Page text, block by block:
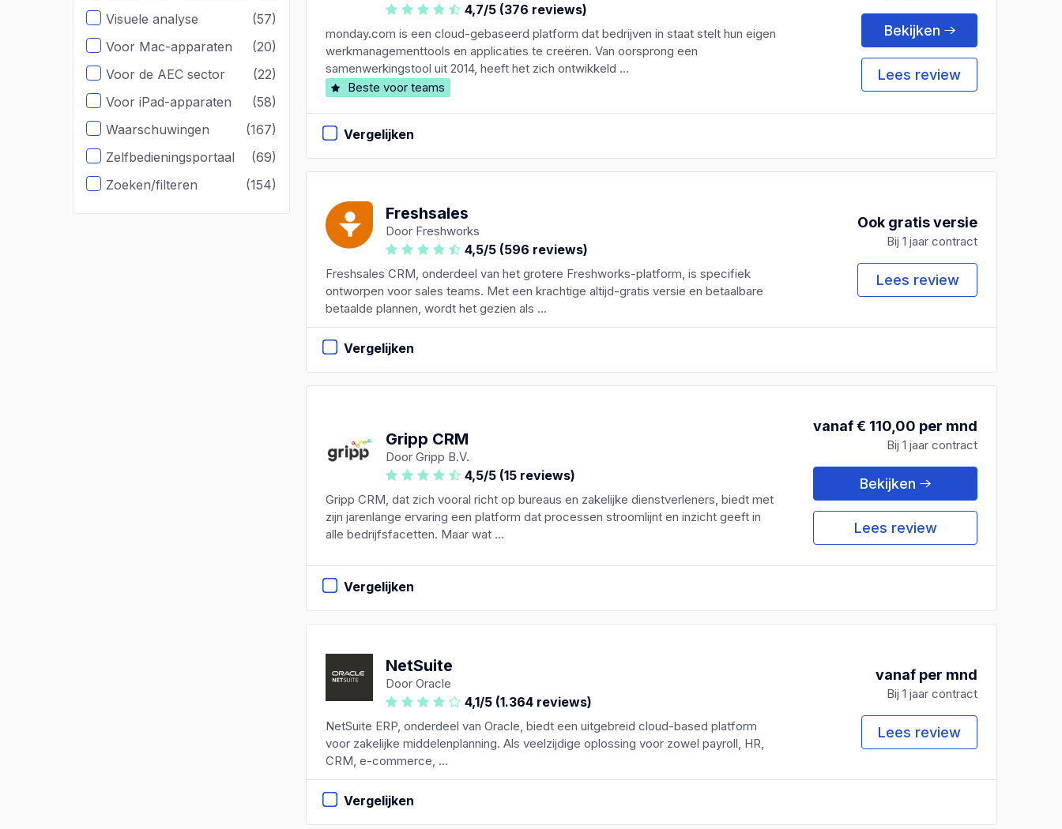
Visuele analyse
(57)
Voor Mac-apparaten
(20)
Voor de AEC sector
(22)
Voor iPad-apparaten
(58)
Waarschuwingen
(167)
Zelfbedieningsportaal
(69)
Zoeken/filteren
(154)
4,7/5 (376 reviews)
monday.com is een cloud-gebaseerd platform dat bedrijven in staat stelt hun eigen
werkmanagementtools en applicaties te creëren. Van oorsprong een
samenwerkingstool uit 2014, heeft het zich ontwikkeld ...
Beste voor teams
Bekijken
Lees review
Vergelijken
Freshsales
Door Freshworks
4,5/5 (596 reviews)
Freshsales CRM, onderdeel van het grotere Freshworks-platform, is specifiek
ontworpen voor sales teams. Met een krachtige altijd-gratis versie en betaalbare
betaalde plannen, wordt het gezien als ...
Ook gratis versie
Bij 1 jaar contract
Lees review
Vergelijken
Gripp CRM
Door Gripp B.V.
4,5/5 (15 reviews)
Gripp CRM, dat zich vooral richt op bureaus en zakelijke dienstverleners, biedt met
zijn jarenlange ervaring een platform dat processen stroomlijnt en inzicht geeft in
alle bedrijfsfacetten. Maar wat ...
vanaf € 110,00 per mnd
Bij 1 jaar contract
Bekijken
Lees review
Vergelijken
NetSuite
Door Oracle
4,1/5 (1.364 reviews)
NetSuite ERP, onderdeel van Oracle, biedt een uitgebreid cloud-based platform
voor zakelijke middelenplanning. Als veelzijdige oplossing voor zowel payroll, HR,
CRM, e-commerce, ...
vanaf per mnd
Bij 1 jaar contract
Lees review
Vergelijken